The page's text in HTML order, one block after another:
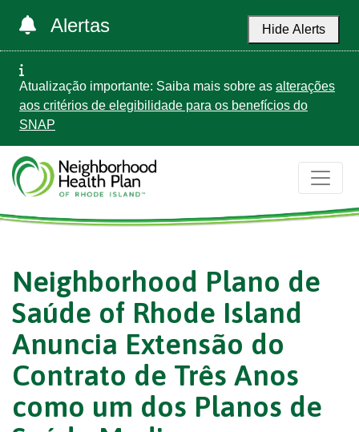
Alertas Hide Alerts
Atualização importante: Saiba mais sobre as alterações
aos critérios de elegibilidade para os benefícios do
SNAP
Neighborhood Plano de
Saúde of Rhode Island
Anuncia Extensão do
Contrato de Três Anos
como um dos Planos de